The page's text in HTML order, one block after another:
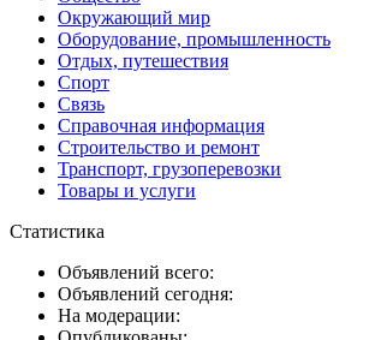
Окружающий мир
Оборудование, промышленность
Отдых, путешествия
Спорт
Связь
Справочная информация
Строительство и ремонт
Транспорт, грузоперевозки
Товары и услуги
Статистика
Объявлений всего:
Объявлений сегодня:
На модерации: